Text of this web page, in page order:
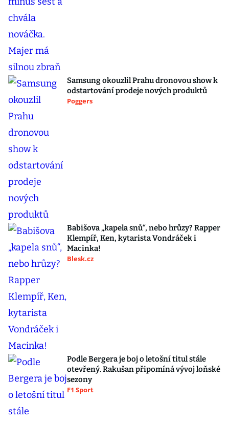
Samsung okouzlil Prahu dronovou show k
odstartování prodeje nových produktů
Poggers
Babišova „kapela snů“, nebo hrůzy? Rapper
Klempíř, Ken, kytarista Vondráček i
Macinka!
Blesk.cz
Podle Bergera je boj o letošní titul stále
otevřený. Rakušan připomíná vývoj loňské
sezony
F1 Sport